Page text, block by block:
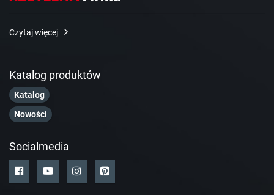
Czytaj więcej
Katalog produktów
Katalog
Nowości
Socialmedia